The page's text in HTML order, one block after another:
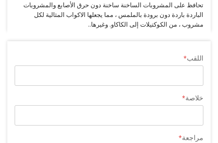
تحافظ على المشروبات الساخنة ساخنة دون حرق الأصابع والمشروبات
الباردة باردة دون برودة بالملمس ، مما يجعلها الاكواب المثالية لكل
مشروب ، من الكوكتيلات إلى الكاكاو. وغيرها..
اللقب
خلاصة
مراجعة